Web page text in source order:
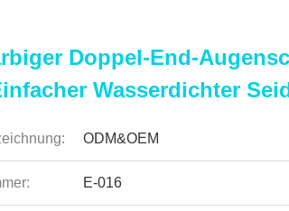
Doppel-End-
Wasserdichter
ODM&OEM
E-016